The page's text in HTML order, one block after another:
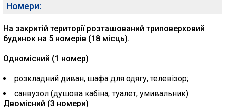
Номери:
На закритій території розташований триповерховий
будинок на 5 номерів (18 місць).
Одномісний (1 номер)
розкладний диван, шафа для одягу, телевізор;
санвузол (душова кабіна, туалет, умивальник).
Двомісний (3 номери)